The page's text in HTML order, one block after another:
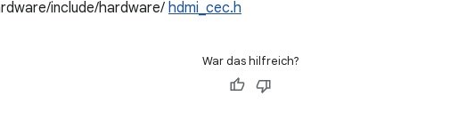
include/hardware/ hdmi_cec.h
War das hilfreich?